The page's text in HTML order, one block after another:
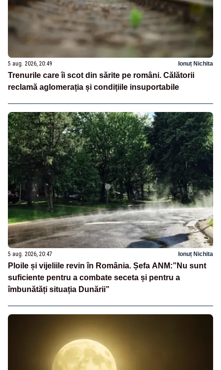
5 aug. 2026, 20:49 Ionuț Nichita
Trenurile care îi scot din sărite pe români. Călătorii
reclamă aglomerația și condițiile insuportabile
5 aug. 2026, 20:47 Ionuț Nichita
Ploile și vijeliile revin în România. Șefa ANM:”Nu sunt
suficiente pentru a combate seceta și pentru a
îmbunătăți situația Dunării”